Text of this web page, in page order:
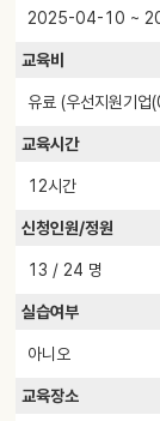
2025-04-10 ~
교육비
유료(우선지원기
교육시간
12시간
신청인원/정원
13 / 24 명
실습여부
아니오
교육장소